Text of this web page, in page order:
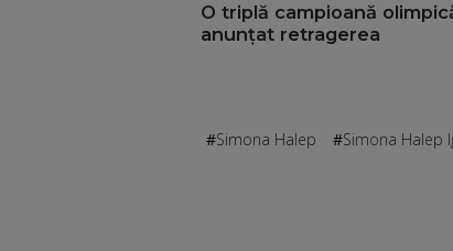
O triplă campioană
anunțat retragerea
Simona Halep Simona Halep